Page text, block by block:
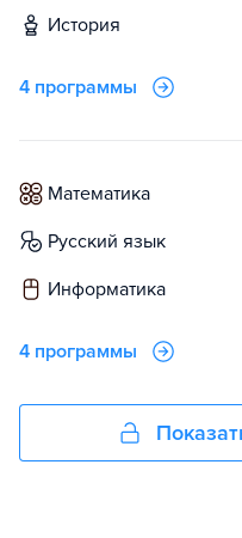
история
4 программы
математика
русский язык
информатика
4 программы